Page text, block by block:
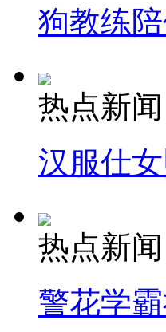
狗教练
热点新闻
汉服仕
热点新闻
警花学